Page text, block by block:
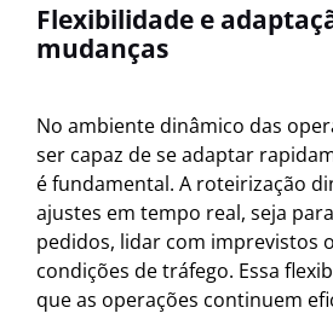
Flexibilidade e
mudanças
No ambiente dinâmico das
ser capaz de se adaptar
é fundamental. A roteirização
ajustes em tempo real, seja
pedidos, lidar com imprevistos
condições de tráfego. Essa
que as operações continuem